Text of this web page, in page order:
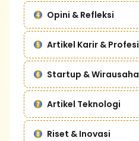
Opini & Refleksi
Artikel Karir & Profesi
Startup & Wirausaha
Artikel Teknologi
Riset & Inovasi